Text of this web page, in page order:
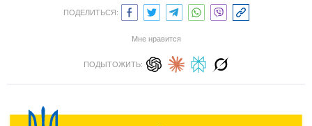
ПОДЕЛИТЬСЯ:
Мне нравится
ПОДЫТОЖИТЬ: